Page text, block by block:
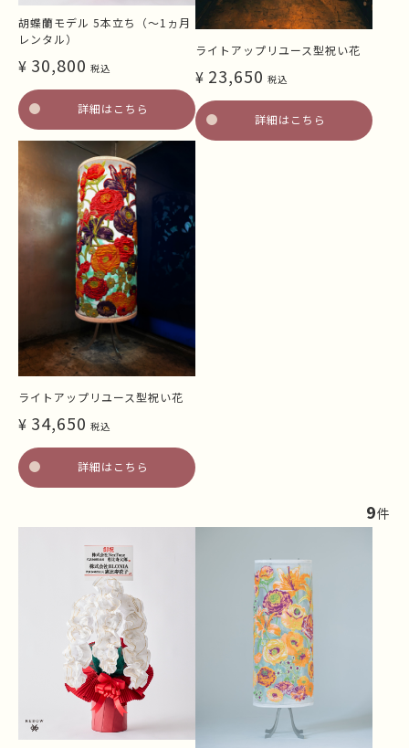
胡蝶蘭モデル 5本立ち（～1ヵ月
レンタル）
¥ 30,800 税込
詳細はこちら
ライトアップリユース型祝い花
¥ 23,650 税込
詳細はこちら
ライトアップリユース型祝い花
¥ 34,650 税込
詳細はこちら
9件